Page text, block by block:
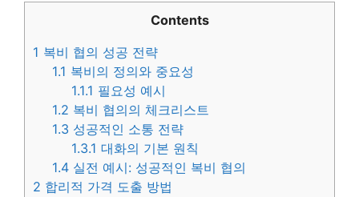
Contents
1 복비 협의 성공 전략
1.1 복비의 정의와 중요성
1.1.1 필요성 예시
1.2 복비 협의의 체크리스트
1.3 성공적인 소통 전략
1.3.1 대화의 기본 원칙
1.4 실전 예시: 성공적인 복비 협의
2 합리적 가격 도출 방법